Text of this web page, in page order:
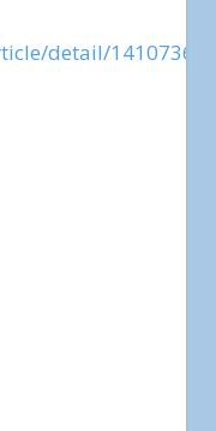
detail/14107361/